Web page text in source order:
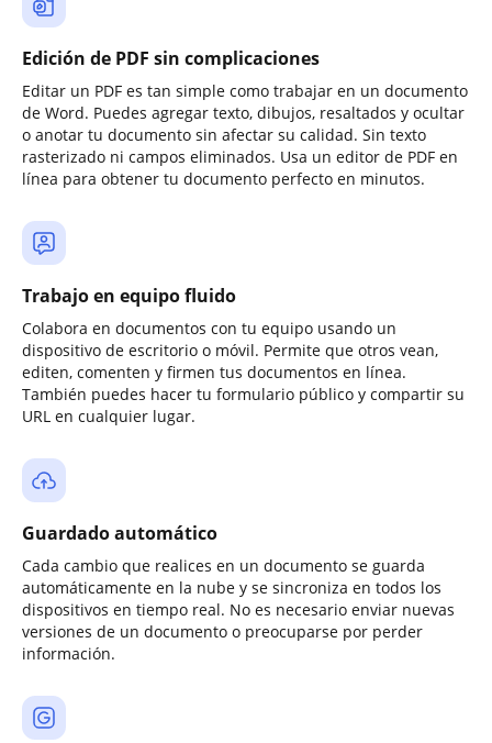
Edición de PDF sin complicaciones
Editar un PDF es tan simple como trabajar en un documento
de Word. Puedes agregar texto, dibujos, resaltados y ocultar
o anotar tu documento sin afectar su calidad. Sin texto
rasterizado ni campos eliminados. Usa un editor de PDF en
línea para obtener tu documento perfecto en minutos.
Trabajo en equipo fluido
Colabora en documentos con tu equipo usando un
dispositivo de escritorio o móvil. Permite que otros vean,
editen, comenten y firmen tus documentos en línea.
También puedes hacer tu formulario público y compartir su
URL en cualquier lugar.
Guardado automático
Cada cambio que realices en un documento se guarda
automáticamente en la nube y se sincroniza en todos los
dispositivos en tiempo real. No es necesario enviar nuevas
versiones de un documento o preocuparse por perder
información.